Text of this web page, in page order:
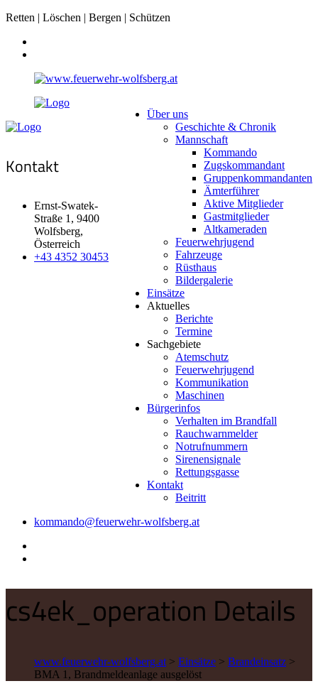
Retten | Löschen | Bergen | Schützen
Über uns
Geschichte & Chronik
Mannschaft
Kommando
Zugskommandant
Gruppenkommandanten
Ämterführer
Aktive Mitglieder
Gastmitglieder
Altkameraden
Feuerwehrjugend
Fahrzeuge
Rüsthaus
Bildergalerie
Einsätze
Aktuelles
Berichte
Termine
Sachgebiete
Atemschutz
Feuerwehrjugend
Kommunikation
Maschinen
Bürgerinfos
Verhalten im Brandfall
Rauchwarnmelder
Notrufnummern
Sirenensignale
Rettungsgasse
Kontakt
Beitritt
Kontakt
Ernst-Swatek-
Straße 1, 9400
Wolfsberg,
Österreich
+43 4352 30453
kommando@feuerwehr-wolfsberg.at
cs4ek_operation Details
www.feuerwehr-wolfsberg.at > Einsätze > Brandeinsatz >
BMA 1, Brandmeldeanlage ausgelöst